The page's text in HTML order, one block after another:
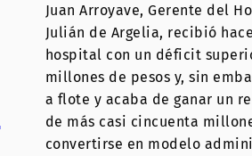
Juan Arroyave, Gerente del
Julián de Argelia, recibió
hospital con un déficit
millones de pesos y, sin
a flote y acaba de ganar un
de más casi cincuenta
convertirse en modelo